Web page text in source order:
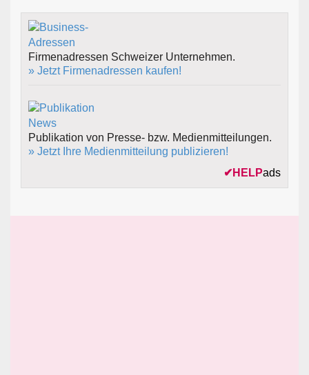
Firmenadressen Schweizer Unternehmen.
» Jetzt Firmenadressen kaufen!
Publikation von Presse- bzw. Medienmitteilungen.
» Jetzt Ihre Medienmitteilung publizieren!
✔ HELPads